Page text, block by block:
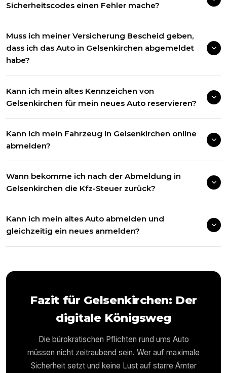
Sicherheitscodes einen Fehler mache?
Muss ich meiner Versicherung Bescheid geben,
dass ich das Auto in Gelsenkirchen abgemeldet
habe?
Kann ich mein altes Kennzeichen von
Gelsenkirchen für mein neues Auto reservieren?
Kann ich mein Fahrzeug in Gelsenkirchen online
abmelden?
Wann bekomme ich nach der Abmeldung in
Gelsenkirchen die Kfz-Steuer zurück?
Kann ich mein altes Auto abmelden und
gleichzeitig ein neues anmelden?
Fazit für Gelsenkirchen: Der
digitale Königsweg
Die bürokratischen Pflichten rund ums Auto
müssen nicht zeitraubend sein. Wer auf maximale
Sicherheit setzt und keine Lust auf starre Ämter